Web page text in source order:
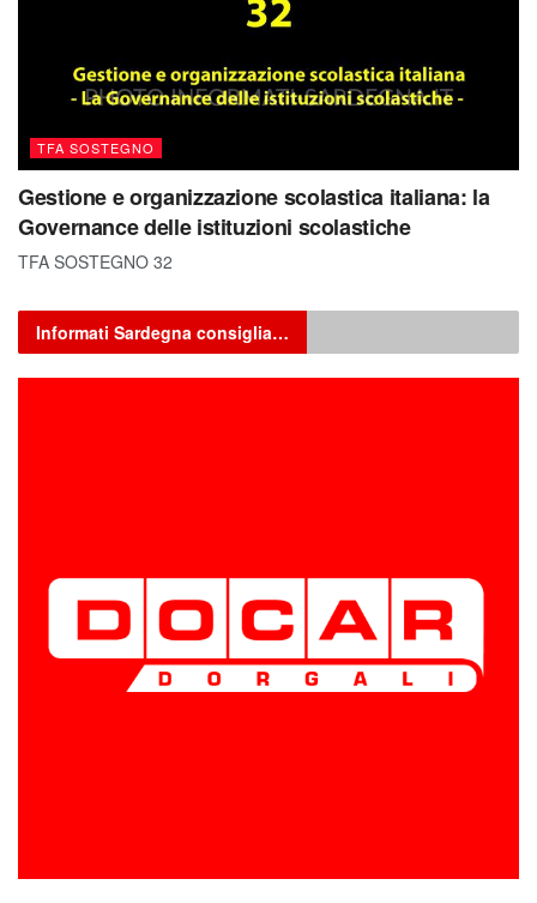
TFA SOSTEGNO
Gestione e organizzazione scolastica italiana: la
Governance delle istituzioni scolastiche
TFA SOSTEGNO 32
Informati Sardegna consiglia…